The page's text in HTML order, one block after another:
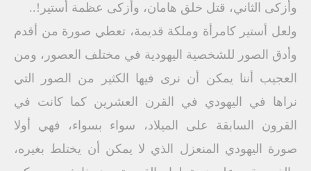
وأزكى الثاني، قتل خلق هامان، وأزكى عظمة أستير!..
ولعل أستير كامرأة وملكة قديمة، تعطي صورة من أقدم
وأدق الصور للشخصية اليهودية في مختلف العصور، ومن
العجيب أننا يمكن أن نرى فيها الكثير من الصور التي
نراها في اليهودي في القرن العشرين كما كانت في
القرون السابقة على الميلاد، سواء بسواء، فهي أولا
صورة اليهودي المنعزل الذي لا يمكن أن يختلط بغيره،